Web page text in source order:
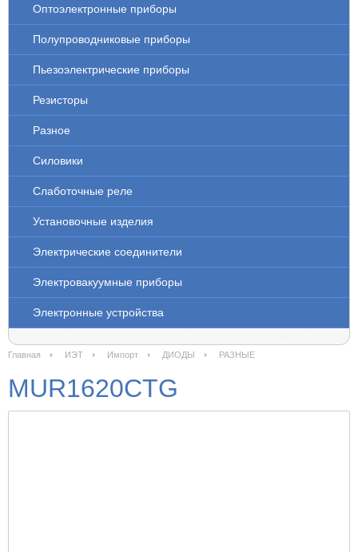
Оптоэлектронные приборы
Полупроводниковые приборы
Пьезоэлектрические приборы
Резисторы
Разное
Силовики
Слаботочные реле
Установочные изделия
Электрические соединители
Электровакуумные приборы
Электронные устройства
Главная ИЭТ Импорт ДИОДЫ РАЗНЫЕ
MUR1620CTG